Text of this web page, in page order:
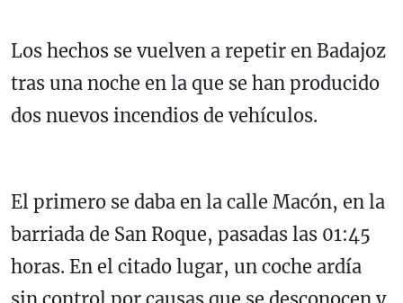
Los hechos se vuelven a repetir en Badajoz
tras una noche en la que se han producido
dos nuevos incendios de vehículos.
El primero se daba en la calle Macón, en la
barriada de San Roque, pasadas las 01:45
horas. En el citado lugar, un coche ardía